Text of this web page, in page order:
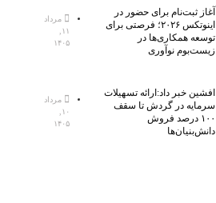
آغاز ثبت‌نام برای حضور در
اینوتکس ۲۰۲۶؛ فرصتی برای
توسعه همکاری‌ها در
زیست‌بوم نوآوری
مرداد
۱۱,
۱۴۰۵
افشین خبر داد:ارائه تسهیلات
سرمایه در گردش تا سقف
۱۰۰ درصد فروش
دانش‌بنیان‌ها
مرداد
۱۰,
۱۴۰۵